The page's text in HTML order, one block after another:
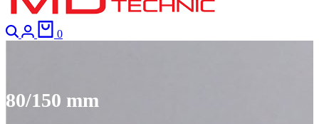
SuchenAnmeldung
0
80/150 mm